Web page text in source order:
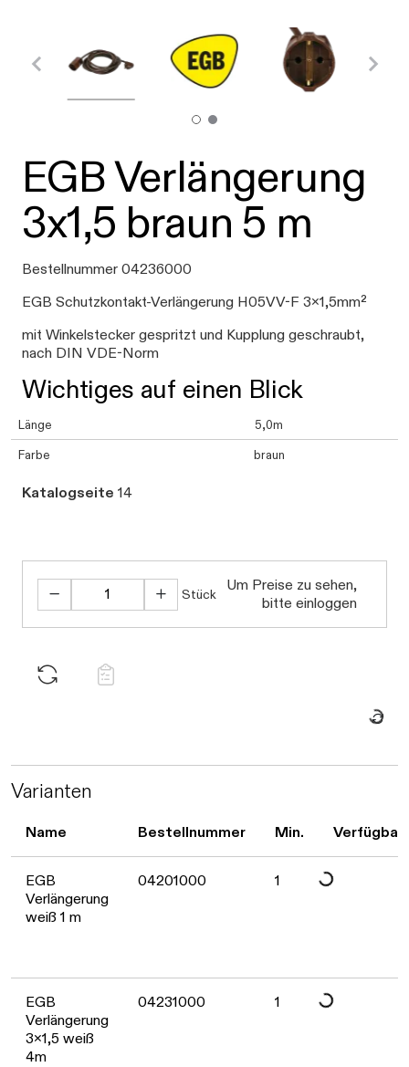
EGB Verlängerung
3x1,5 braun 5 m
Bestellnummer 04236000
EGB Schutzkontakt-Verlängerung H05VV-F 3x1,5mm²
mit Winkelstecker gespritzt und Kupplung geschraubt,
nach DIN VDE-Norm
Wichtiges auf einen Blick
Länge 5,0m
Farbe braun
Katalogseite 14
Stück
Um Preise zu sehen,
bitte einloggen
Varianten
Name Bestellnummer Min.
EGB
Verlängerung
weiß 1 m
04201000 1 Daten werden
EGB
Verlängerung
3x1,5 weiß
4m
04231000 1
Daten werden